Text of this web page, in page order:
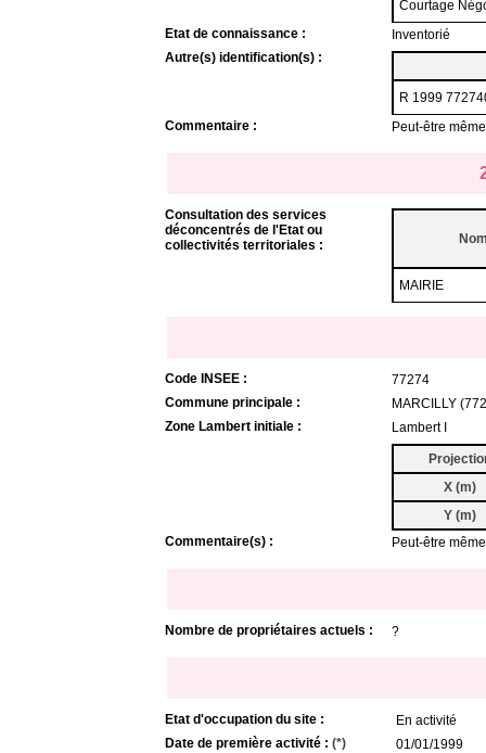
Courtage
Etat de connaissance :
Inventorié
Autre(s) identification(s) :
R 1999
Commentaire :
Peut-être
Consultation des services
déconcentrés de l'Etat ou
collectivités territoriales :
MAIRIE
Code INSEE :
77274
Commune principale :
MARCILLY
Zone Lambert initiale :
Lambert I
X (m)
Y (m)
Commentaire(s) :
Peut-être
Nombre de propriétaires actuels : ?
Etat d'occupation du site :
En activité
Date de première activité : (*)
01/01/1999